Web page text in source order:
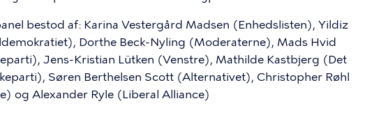
bestod af: Karina Vestergård Madsen (Enhedslisten), Yildiz
Dorthe Beck-Nyling (Moderaterne), Mads Hvid
Jens-Kristian Lütken (Venstre), Mathilde Kastbjerg (Det
Søren Berthelsen Scott (Alternativet), Christopher Røhl
og Alexander Ryle (Liberal Alliance)